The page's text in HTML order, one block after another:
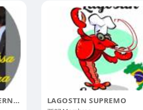
DRARAISSAOLIVEIRAGOVERNADORABAHIA LAGOSTIN SUPREMO